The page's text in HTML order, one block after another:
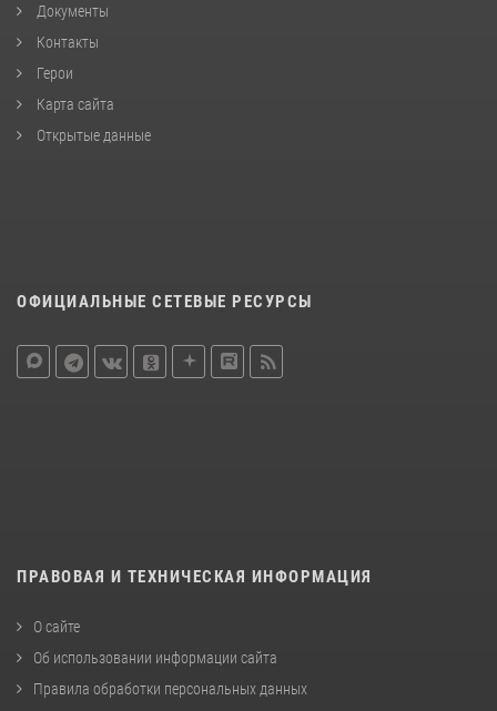
Документы
Контакты
Герои
Карта сайта
Открытые данные
ОФИЦИАЛЬНЫЕ СЕТЕВЫЕ РЕСУРСЫ
ПРАВОВАЯ И ТЕХНИЧЕСКАЯ ИНФОРМАЦИЯ
О сайте
Об использовании информации сайта
Правила обработки персональных данных